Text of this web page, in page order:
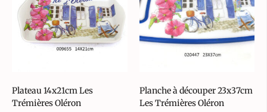
Plateau 14x21cm Les
Trémières Oléron
Planche à découper 23x37cm
Les Trémières Oléron